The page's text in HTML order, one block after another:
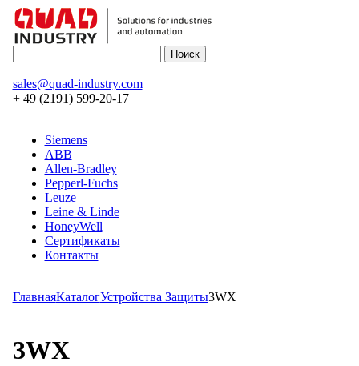
sales@quad-industry.com|
+ 49 (2191) 599-20-17
Siemens
ABB
Allen-Bradley
Pepperl-Fuchs
Leuze
Leine & Linde
HoneyWell
Сертификаты
Контакты
ГлавнаяКаталогУстройства Защиты3WX
3WX